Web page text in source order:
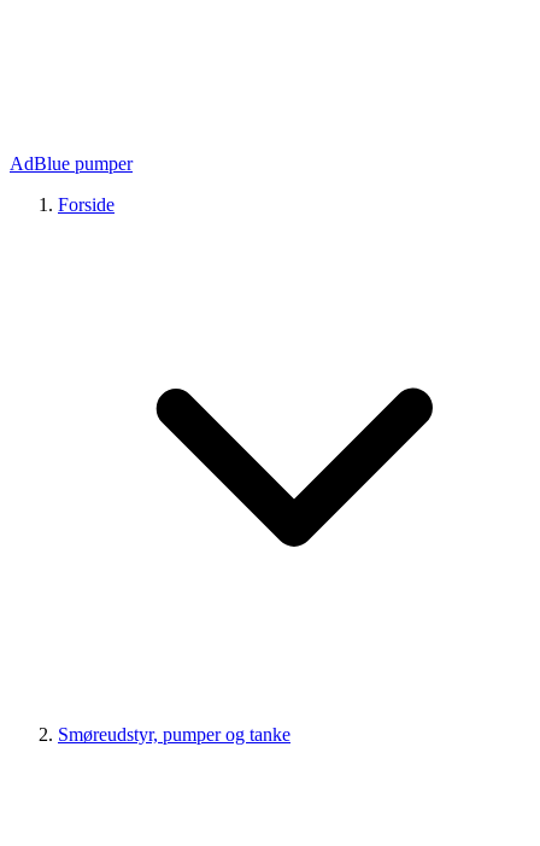
AdBlue pumper
Forside
Smøreudstyr, pumper og tanke